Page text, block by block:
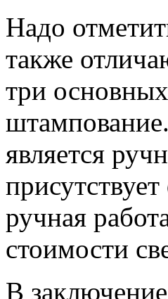
Надо
также
три
является
ручная
стоимости
В